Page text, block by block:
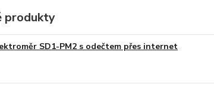
produkty
SD1-PM2 s odečtem přes internet